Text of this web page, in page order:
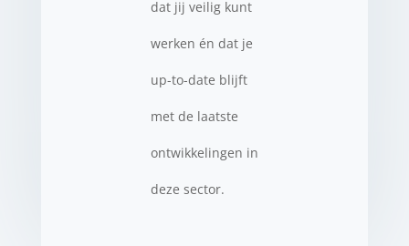
dat jij veilig kunt
werken én dat je
up-to-date blijft
met de laatste
ontwikkelingen in
deze sector.